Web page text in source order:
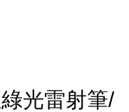
光雷射筆/